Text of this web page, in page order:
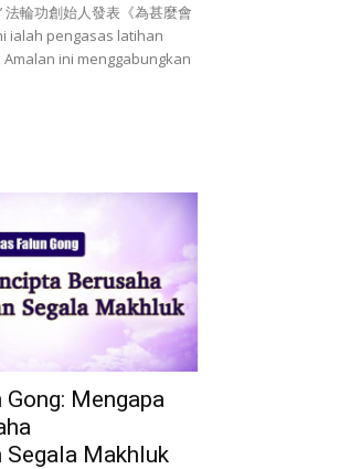
法輪功創始人發表《為甚麼會
ialah pengasas latihan
ini menggabungkan
Mengapa
Makhluk